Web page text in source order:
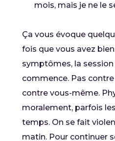
mois, mais je ne le
Ça vous évoque
fois que vous avez
symptômes, la
commence. Pas
contre vous-même.
moralement, parfois
temps. On se fait
matin. Pour continuer